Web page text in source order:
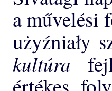
a művelési
użyźniały
kultúra